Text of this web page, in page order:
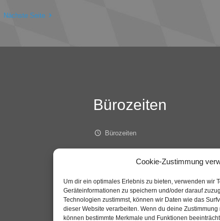
Cookie-Zustimmung
Um dir ein optimales Erlebnis zu bieten, verwenden wir
Geräteinformationen zu speichern und/oder darauf
Technologien zustimmst, können wir Daten wie das
dieser Website verarbeiten. Wenn du deine
können bestimmte Merkmale und Funktionen
Nächste Seite
Bürozeiten
Bürozeiten
Dienstag 8.00 – 14.00 Uhr
Donnerstag 8.00 – 12.00 Uhr